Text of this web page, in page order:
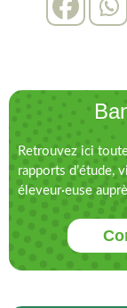
Retrouvez ici
rapports d’étude,
éleveur·euse